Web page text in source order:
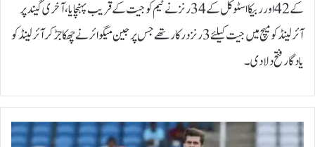
کے 42 اور ربیکا اسٹوکل کے 34 رنز نے ٹیم کو جیت کے قریب پہنچایا، آخری گیند پر
آئرلینڈ کو میچ میں جیت کیلئے 3 رنز درکار تھے جس پر جین میگوائر نے چھکا جڑ کر آئرلینڈ کو
یادگار فتح دلا دی۔
ا